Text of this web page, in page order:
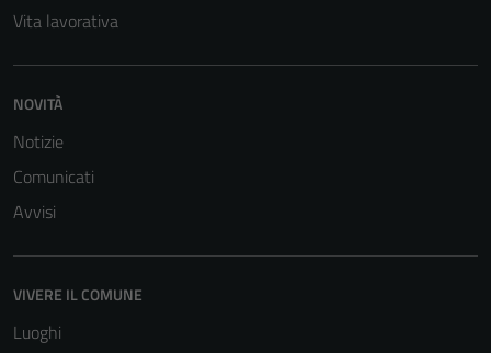
Vita lavorativa
NOVITÀ
Notizie
Comunicati
Avvisi
VIVERE IL COMUNE
Luoghi
non raccolgono